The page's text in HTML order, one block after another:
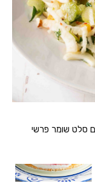
סלט שומר פרשי